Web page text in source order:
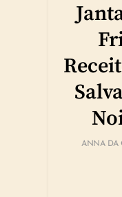
ANNA DA